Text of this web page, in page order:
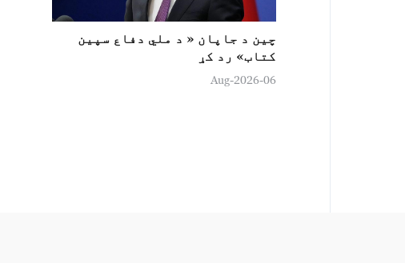
چين د جاپان « د ملي دفاع سپين
کتاب» رد کړ
06-Aug-2026